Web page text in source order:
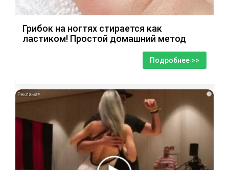
Грибок на ногтях стирается как
ластиком! Простой домашний метод
Подробнее >>
i